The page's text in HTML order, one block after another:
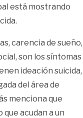
está mostrando
carencia de sueño,
son los síntomas
ideación suicida,
del área de
menciona que
acudan a un